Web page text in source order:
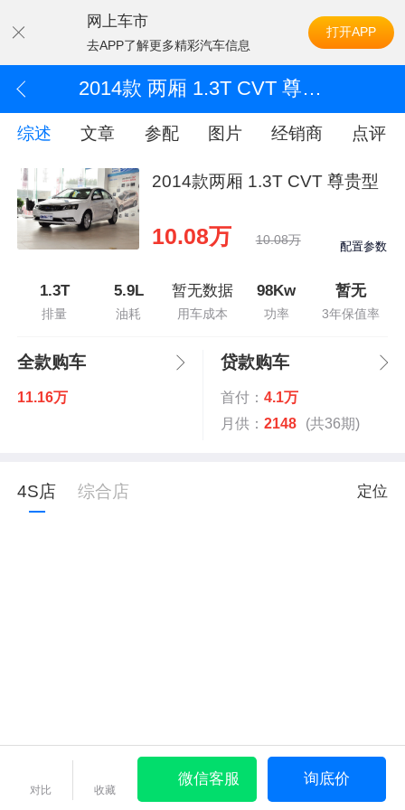
网上车市
去APP了解更多精彩汽车信息
打开APP
2014款 两厢 1.3T CVT 尊贵型
综述 文章 参配 图片 经销商 点评
2014款两厢 1.3T CVT 尊贵型
10.08万 10.08万 配置参数
1.3T
排量
5.9L
油耗
暂无数据
用车成本
98Kw
功率
暂无
3年保值率
全款购车
11.16万
贷款购车
首付： 4.1万
月供： 2148 (共36期)
4S店 综合店 定位
对比 收藏
微信客服 询底价